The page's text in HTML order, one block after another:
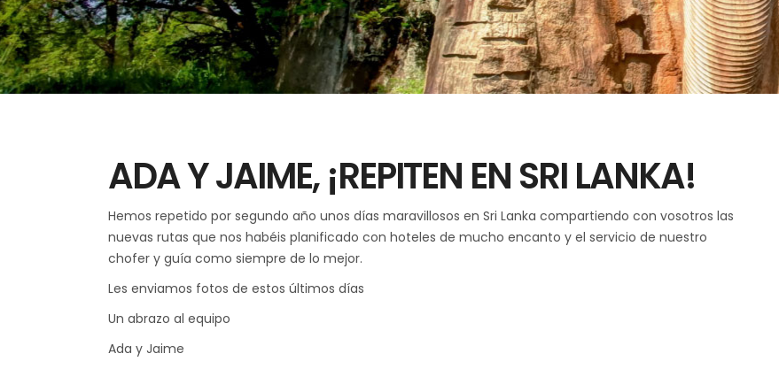
ADA Y JAIME, ¡REPITEN EN SRI LANKA!
Hemos repetido por segundo año unos días maravillosos en Sri Lanka compartiendo con vosotros las
nuevas rutas que nos habéis planificado con hoteles de mucho encanto y el servicio de nuestro
chofer y guía como siempre de lo mejor.
Les enviamos fotos de estos últimos días
Un abrazo al equipo
Ada y Jaime